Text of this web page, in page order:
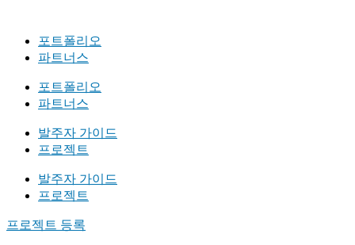
포트폴리오
파트너스
포트폴리오
파트너스
발주자 가이드
프로젝트
발주자 가이드
프로젝트
프로젝트 등록